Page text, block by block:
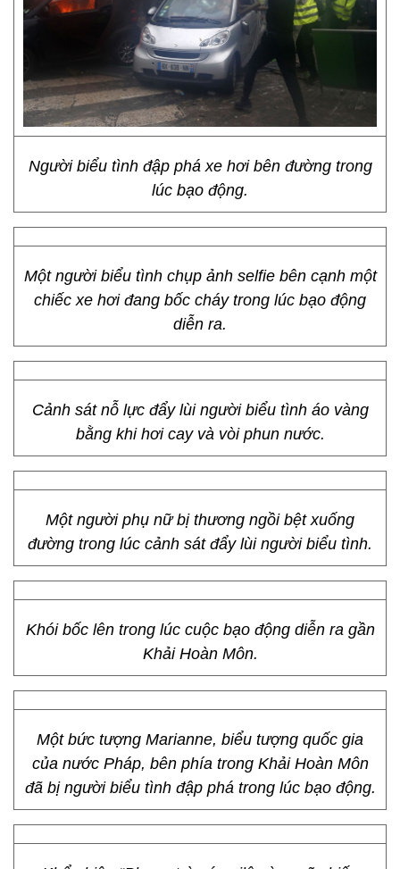
Người biểu tình đập phá xe hơi bên đường trong
lúc bạo động.
Một người biểu tình chụp ảnh selfie bên cạnh một
chiếc xe hơi đang bốc cháy trong lúc bạo động
diễn ra.
Cảnh sát nỗ lực đẩy lùi người biểu tình áo vàng
bằng khi hơi cay và vòi phun nước.
Một người phụ nữ bị thương ngồi bệt xuống
đường trong lúc cảnh sát đẩy lùi người biểu tình.
Khói bốc lên trong lúc cuộc bạo động diễn ra gần
Khải Hoàn Môn.
Một bức tượng Marianne, biểu tượng quốc gia
của nước Pháp, bên phía trong Khải Hoàn Môn
đã bị người biểu tình đập phá trong lúc bạo động.